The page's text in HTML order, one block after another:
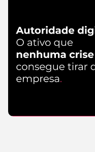
Leia
mais
3 de agosto de
2026